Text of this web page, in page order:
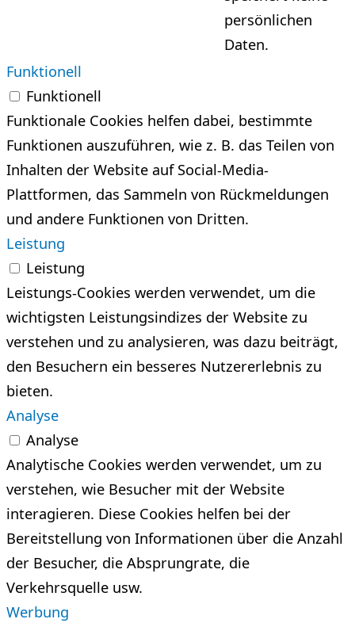
persönlichen
Daten.
Funktionell
Funktionell
Funktionale Cookies helfen dabei, bestimmte
Funktionen auszuführen, wie z. B. das Teilen von
Inhalten der Website auf Social-Media-
Plattformen, das Sammeln von Rückmeldungen
und andere Funktionen von Dritten.
Leistung
Leistung
Leistungs-Cookies werden verwendet, um die
wichtigsten Leistungsindizes der Website zu
verstehen und zu analysieren, was dazu beiträgt,
den Besuchern ein besseres Nutzererlebnis zu
bieten.
Analyse
Analyse
Analytische Cookies werden verwendet, um zu
verstehen, wie Besucher mit der Website
interagieren. Diese Cookies helfen bei der
Bereitstellung von Informationen über die Anzahl
der Besucher, die Absprungrate, die
Verkehrsquelle usw.
Werbung